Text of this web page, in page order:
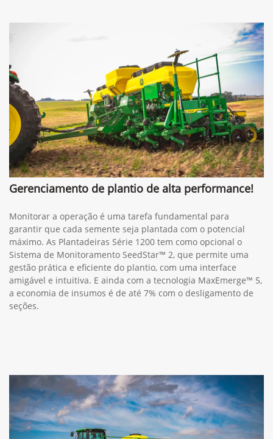
Gerenciamento de plantio de alta performance!
Monitorar a operação é uma tarefa fundamental para
garantir que cada semente seja plantada com o potencial
máximo. As Plantadeiras Série 1200 tem como opcional o
Sistema de Monitoramento SeedStar™ 2, que permite uma
gestão prática e eficiente do plantio, com uma interface
amigável e intuitiva. E ainda com a tecnologia MaxEmerge™ 5,
a economia de insumos é de até 7% com o desligamento de
seções.